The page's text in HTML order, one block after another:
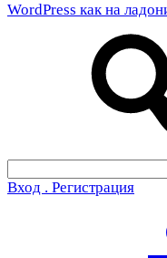
WordPress как на
Вход . Регистрация